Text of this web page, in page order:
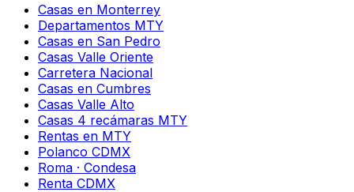
Casas en Monterrey
Departamentos MTY
Casas en San Pedro
Casas Valle Oriente
Carretera Nacional
Casas en Cumbres
Casas Valle Alto
Casas 4 recámaras MTY
Rentas en MTY
Polanco CDMX
Roma · Condesa
Renta CDMX